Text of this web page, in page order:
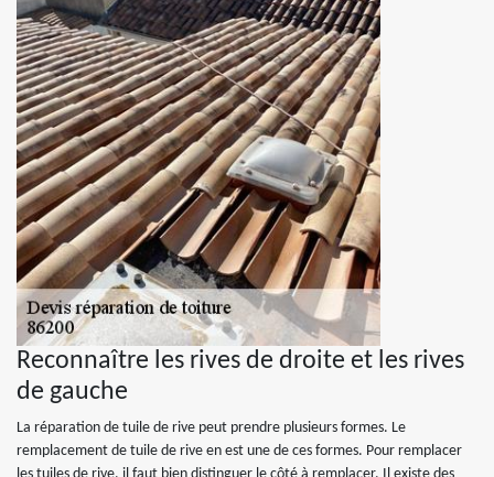
Reconnaître les rives de droite et les rives
de gauche
La réparation de tuile de rive peut prendre plusieurs formes. Le
remplacement de tuile de rive en est une de ces formes. Pour remplacer